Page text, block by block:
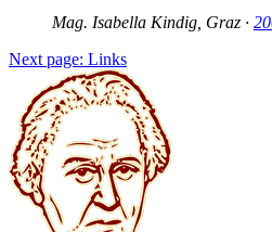
Mag. Isabella Kindig, Graz ·
Next page: Links